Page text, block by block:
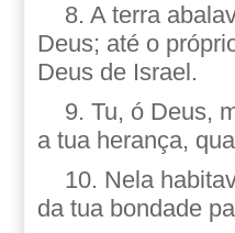
8. A terra
Deus; até o
Deus de Israel.
9. Tu, ó Deus,
a tua herança,
10. Nela
da tua bondade